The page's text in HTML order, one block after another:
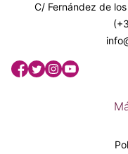
C/ Fernández de